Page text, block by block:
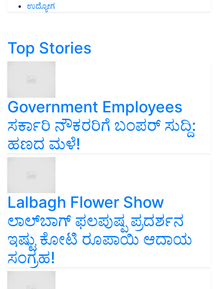
ಉದ್ಯೋಗ
Top Stories
Government Employees
ಸರ್ಕಾರಿ ನೌಕರರಿಗೆ ಬಂಪರ್‌ ಸುದ್ದಿ:
ಹಣದ ಮಳೆ!
Lalbagh Flower Show
ಲಾಲ್‌ಬಾಗ್ ಫಲಪುಷ್ಪ ಪ್ರದರ್ಶನ
ಇಷ್ಟು ಕೋಟಿ ರೂಪಾಯಿ ಆದಾಯ
ಸಂಗ್ರಹ!